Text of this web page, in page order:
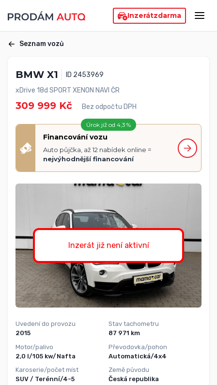
Inzerátzdarma
Seznam vozů
BMW X1
ID 2453969
xDrive 18d SPORT XENON NAVI ČR
309 999 Kč Bez odpočtu DPH
Úrok již od 4,3 %
Financování vozu
Auto půjčka, až 12 nabídek online =
nejvýhodnější financování
Inzerát již není aktivní
Uvedení do provozu
2015
Motor/palivo
2,0 l/105 kw/Nafta
Karoserie/počet míst
SUV / Terénní/4-5
Stav tachometru
87 971 km
Převodovka/pohon
Automatická/4x4
Země původu
Česká republika